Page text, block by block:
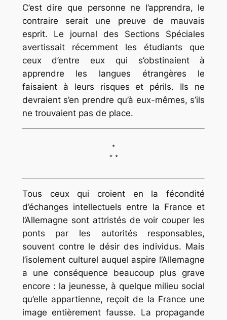
C’est dire que personne ne l’apprendra, le
contraire serait une preuve de mauvais
esprit. Le journal des Sections Spéciales
avertissait récemment les étudiants que
ceux d’entre eux qui s’obstinaient à
apprendre les langues étrangères le
faisaient à leurs risques et périls. Ils ne
devraient s’en prendre qu’à eux-mêmes, s’ils
ne trouvaient pas de place.
*
* *
Tous ceux qui croient en la fécondité
d’échanges intellectuels entre la France et
l’Allemagne sont attristés de voir couper les
ponts par les autorités responsables,
souvent contre le désir des individus. Mais
l’isolement culturel auquel aspire l’Allemagne
a une conséquence beaucoup plus grave
encore : la jeunesse, à quelque milieu social
qu’elle appartienne, reçoit de la France une
image entièrement fausse. La propagande